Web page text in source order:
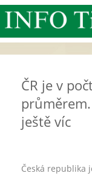
ČR je v
ještě víc
Česká republika